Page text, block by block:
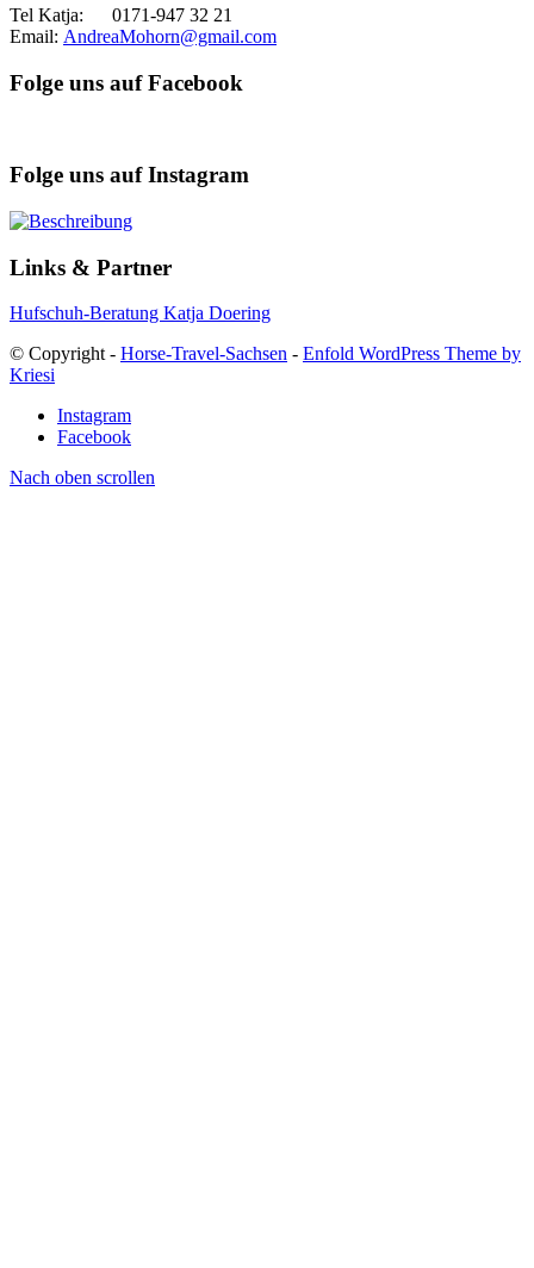
Tel Katja: 0171-947 32 21
Email: AndreaMohorn@gmail.com
Folge uns auf Facebook
Folge uns auf Instagram
Links & Partner
Hufschuh-Beratung Katja Doering
© Copyright - Horse-Travel-Sachsen - Enfold WordPress Theme by
Kriesi
Instagram
Facebook
Nach oben scrollen